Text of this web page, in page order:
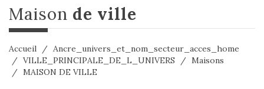
maison de ville
Accueil
Ancre_univers_et_nom_secteur_acces_home
VILLE_PRINCIPALE_DE_L_UNIVERS
Maisons
MAISON DE VILLE